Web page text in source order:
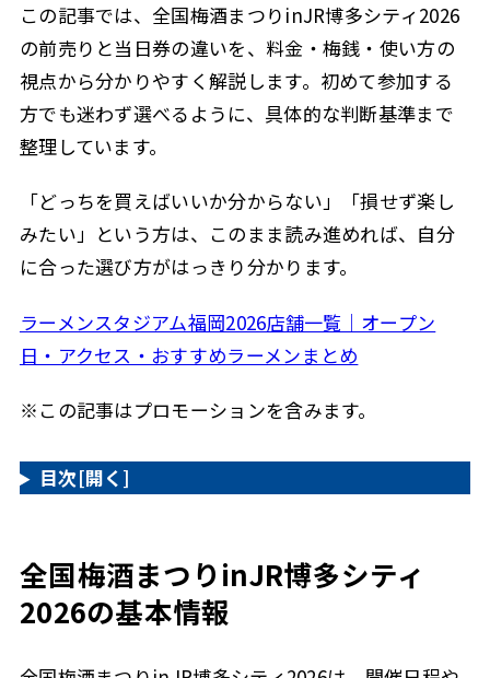
この記事では、全国梅酒まつりinJR博多シティ2026
の前売りと当日券の違いを、料金・梅銭・使い方の
視点から分かりやすく解説します。初めて参加する
方でも迷わず選べるように、具体的な判断基準まで
整理しています。
「どっちを買えばいいか分からない」「損せず楽し
みたい」という方は、このまま読み進めれば、自分
に合った選び方がはっきり分かります。
ラーメンスタジアム福岡2026店舗一覧｜オープン
日・アクセス・おすすめラーメンまとめ
※この記事はプロモーションを含みます。
目次[開く]
全国梅酒まつりinJR博多シティ
2026の基本情報